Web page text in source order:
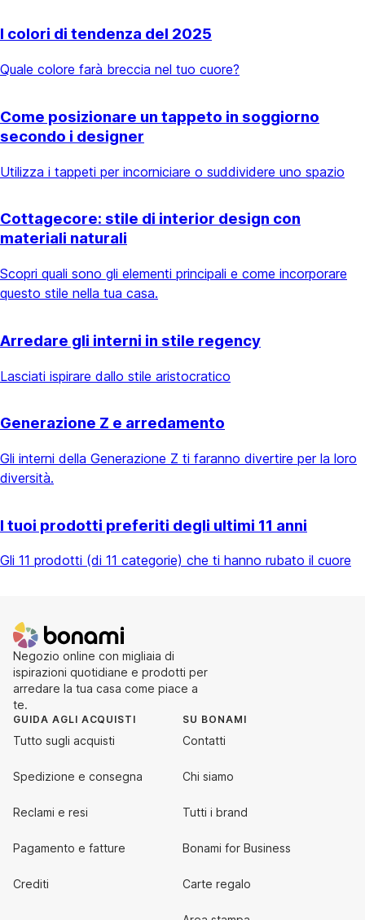
I colori di tendenza del 2025
Quale colore farà breccia nel tuo cuore?
Come posizionare un tappeto in soggiorno
secondo i designer
Utilizza i tappeti per incorniciare o suddividere uno spazio
Cottagecore: stile di interior design con
materiali naturali
Scopri quali sono gli elementi principali e come incorporare
questo stile nella tua casa.
Arredare gli interni in stile regency
Lasciati ispirare dallo stile aristocratico
Generazione Z e arredamento
Gli interni della Generazione Z ti faranno divertire per la loro
diversità.
I tuoi prodotti preferiti degli ultimi 11 anni
Gli 11 prodotti (di 11 categorie) che ti hanno rubato il cuore
Negozio online con migliaia di
ispirazioni quotidiane e prodotti per
arredare la tua casa come piace a
te.
GUIDA AGLI ACQUISTI
Tutto sugli acquisti
Spedizione e consegna
Reclami e resi
Pagamento e fatture
Crediti
SU BONAMI
Contatti
Chi siamo
Tutti i brand
Bonami for Business
Carte regalo